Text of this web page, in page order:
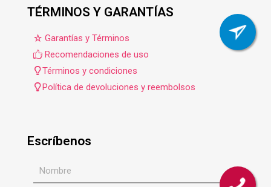
TÉRMINOS Y GARANTÍAS
Garantías y Términos
Recomendaciones de uso
Términos y condiciones
Política de devoluciones y reembolsos
Escríbenos